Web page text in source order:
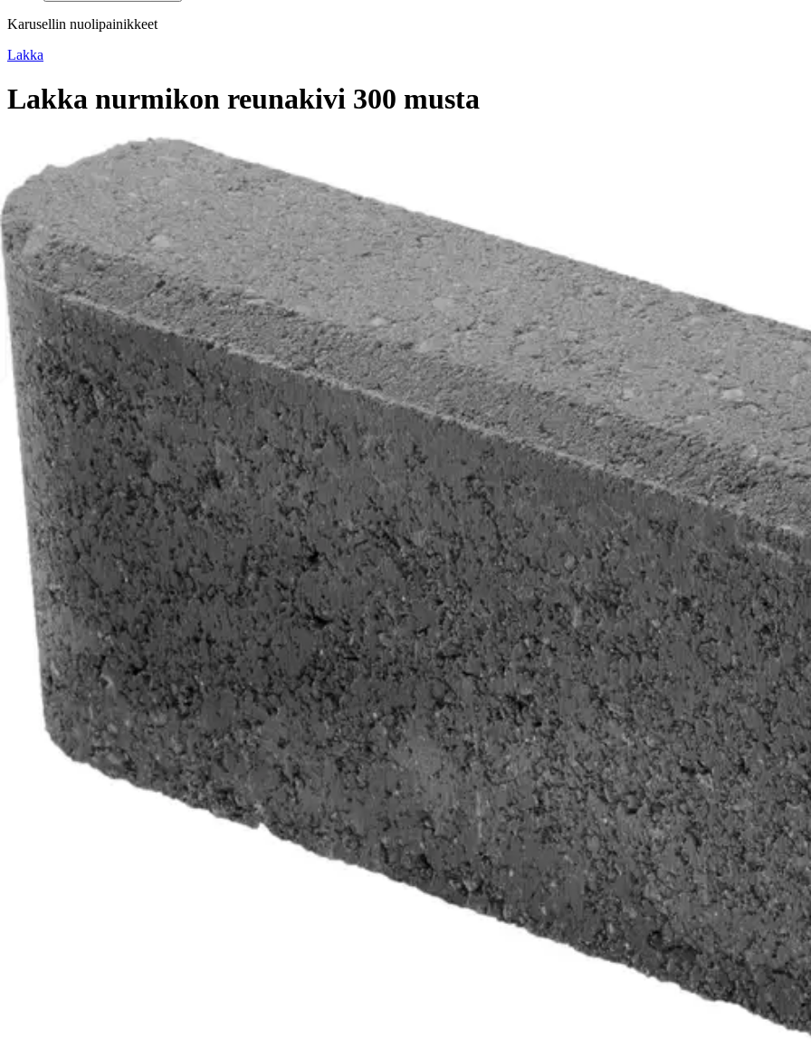
Karusellin nuolipainikkeet
Lakka
Lakka nurmikon reunakivi 300 musta
4,42 €
Asiakasomistajahinta
Hinta ilman S-Etukorttia:
4,65 €
Verkkokaupan hinta
Valitse toimitustapa
Nouto myymälästä
Ilmainen
Siirry valitsemaan myymälä
Toimitus
Ei saatavilla
Ilmainen toimitus yli 100 €:n tilauksille Postin pakettiautomaattiin tai
Etu ei koske Suuri‑lisäpalvelulla toimitettavia tuotteita.
Tarkista myymäläsaatavuus
Tuotekuvaus
Reunakiven avulla nurmikko pysyy kurissa eikä leviä kiveyksen saumoihin. Reunakivi antaa myös tukea ja kauniin kehyksen
Ominaisuudet
Ovatko tuotetiedot riittävät? Jos tuotetiedoissa on puutteita tai niitä voisi muuten parantaa, anna palautetta.